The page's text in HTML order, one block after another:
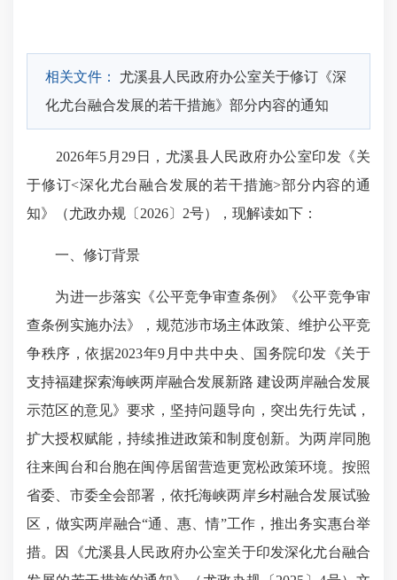
相关文件：
尤溪县人民政府办公室关于修订《深
化尤台融合发展的若干措施》部分内容的通知
2026年5月29日，尤溪县人民政府办公室印发《关
于修订<深化尤台融合发展的若干措施>部分内容的通
知》（尤政办规 〔2026〕2号），现解读如下：
一、修订背景
为进一步落实《公平竞争审查条例》《公平竞争审
查条例实施办法》，规范涉市场主体政策、维护公平竞
争秩序，依据2023年9月中共中央、国务院印发《关于
支持福建探索海峡两岸融合发展新路 建设两岸融合发展
示范区的意见》要求，坚持问题导向，突出先行先试，
扩大授权赋能，持续推进政策和制度创新。为两岸同胞
往来闽台和台胞在闽停居留营造更宽松政策环境。按照
省委、市委全会部署，依托海峡两岸乡村融合发展试验
区，做实两岸融合“通、惠、情”工作，推出务实惠台举
措。因《尤溪县人民政府办公室关于印发深化尤台融合